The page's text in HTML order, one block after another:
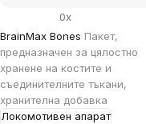
BrainMax Bones Пакет,
предназначен за цялостно
хранене на костите и
съединителните тъкани,
хранителна добавка
Локомотивен апарат
0x